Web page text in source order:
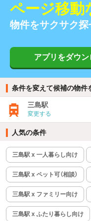
ページ移動
物件をサクサク探
アプリをダウン
条件を変えて候補の物件
三島駅
変更する
人気の条件
三島駅 x 一人暮らし向け
三島駅 x ペット可（相談）
三島駅 x ファミリー向け
三島駅 x ふたり暮らし向け